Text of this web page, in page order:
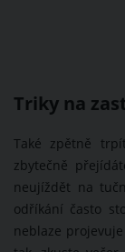
Triky na
Také zpětně
zbytečně
neujíždět na
odříkání často
neblaze